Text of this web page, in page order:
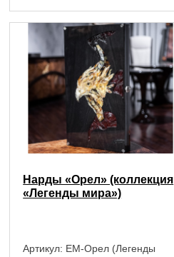
Нарды «Орел» (коллекция
«Легенды мира»)
Артикул: EM-Орел (Легенды